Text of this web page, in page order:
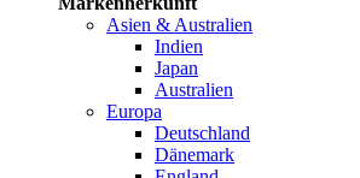
Asien & Australien
Indien
Japan
Australien
Europa
Deutschland
Dänemark